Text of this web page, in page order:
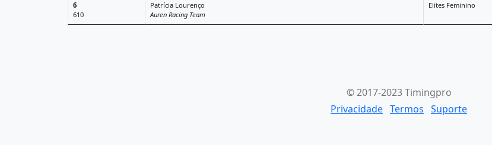
6
610
Patrícia Lourenço
Auren Racing Team
Elites Feminino
© 2017-2023 Timingpro
Privacidade Termos Suporte